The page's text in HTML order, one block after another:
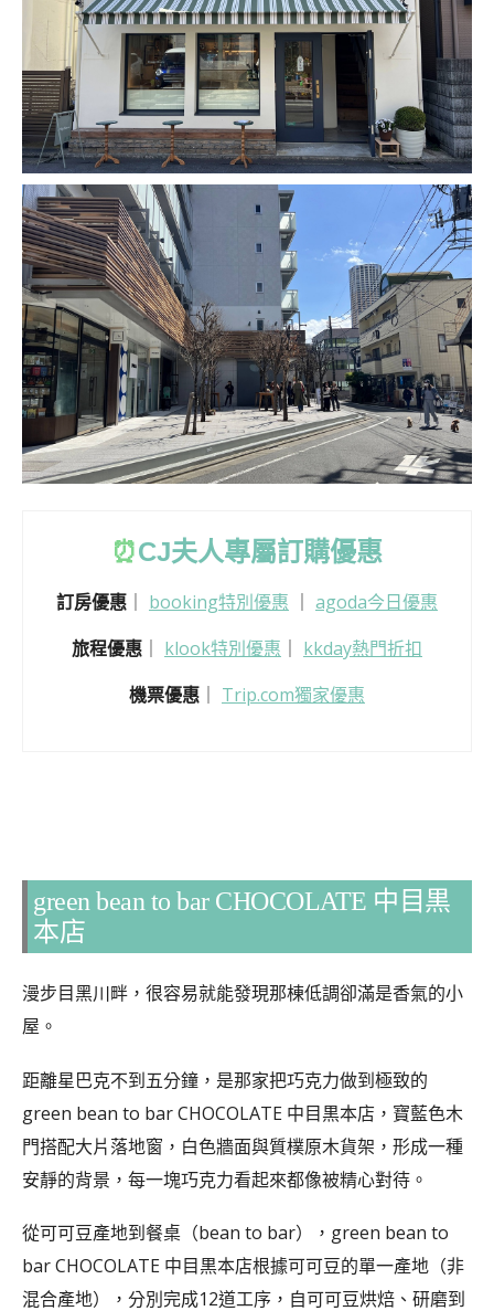
⏰CJ夫人專屬訂購優惠
訂房優惠 booking特別優惠
agoda今日優惠
旅程優惠
klook特別優惠
kkday熱門折扣
機票優惠
Trip.com獨家優惠
green bean to bar CHOCOLATE 中目黒
本店
漫步目黑川畔，很容易就能發現那棟低調卻滿是香氣的小
屋。
距離星巴克不到五分鐘，是那家把巧克力做到極致的
green bean to bar CHOCOLATE 中目黒本店，寶藍色木
門搭配大片落地窗，白色牆面與質樸原木貨架，形成一種
安靜的背景，每一塊巧克力看起來都像被精心對待。
從可可豆產地到餐桌（bean to bar），green bean to
bar CHOCOLATE 中目黒本店根據可可豆的單一產地（非
混合產地），分別完成12道工序，自可可豆烘焙、研磨到